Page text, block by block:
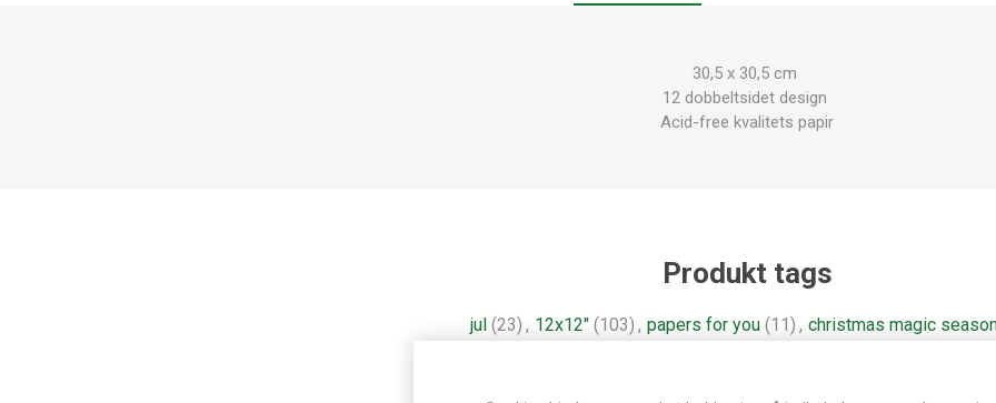
30,5 x 30,5 cm
12 dobbeltsidet design
Acid-free kvalitets papir
Produkt tags
jul (23) , 12x12" (103) , papers for you (11) , christmas magic